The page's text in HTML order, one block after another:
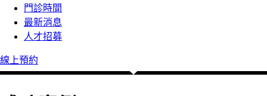
門診時間
最新消息
人才招募
線上預約